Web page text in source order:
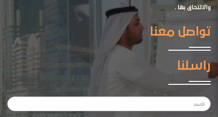
والالتحاق بها .
تواصل معنا
راسلنا